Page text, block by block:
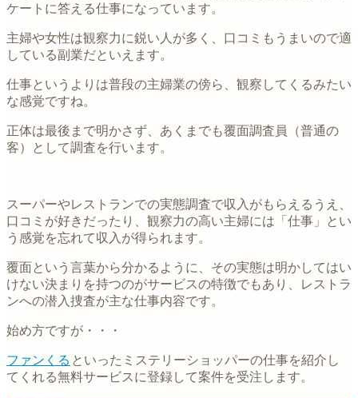
ケートに答える仕事になっています。
主婦や女性は観察力に鋭い人が多く、口コミもうまいので適
している副業だといえます。
仕事というよりは普段の主婦業の傍ら、観察してくるみたい
な感覚ですね。
正体は最後まで明かさず、あくまでも覆面調査員（普通の
客）として調査を行います。
スーパーやレストランでの実態調査で収入がもらえるうえ、
口コミが好きだったり、観察力の高い主婦には「仕事」とい
う感覚を忘れて収入が得られます。
覆面という言葉から分かるように、その実態は明かしてはい
けない決まりを持つのがサービスの特徴でもあり、レストラ
ンへの潜入捜査が主な仕事内容です。
始め方ですが・・・
ファンくる といったミステリーショッパーの仕事を紹介し
てくれる無料サービスに登録して案件を受注します。